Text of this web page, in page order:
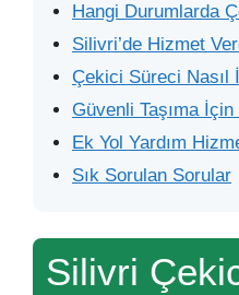
Hangi Durumlarda
Silivri’de Hizmet
Çekici Süreci Nasıl
Güvenli Taşıma
Ek Yol Yardım
Sık Sorulan Sorular
Silivri